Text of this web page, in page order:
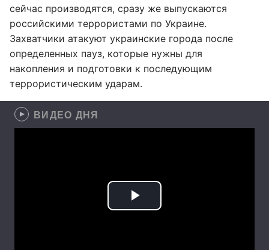
сейчас производятся, сразу же выпускаются
российскими террористами по Украине.
Захватчики атакуют украинские города после
определенных пауз, которые нужны для
накопления и подготовки к последующим
террористическим ударам.
ВИДЕО ДНЯ